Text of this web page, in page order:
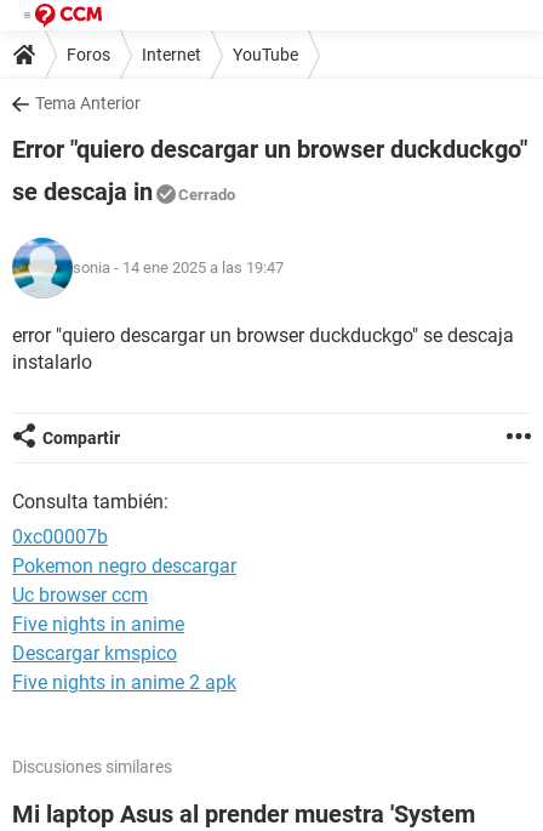
Foros Internet YouTube
Tema Anterior
Error "quiero descargar un browser duckduckgo"
se descaja in
Cerrado
sonia - 14 ene 2025 a las 19:47
error "quiero descargar un browser duckduckgo" se descaja
instalarlo
Compartir
Consulta también:
0xc00007b
Pokemon negro descargar
Uc browser ccm
Five nights in anime
Descargar kmspico
Five nights in anime 2 apk
Discusiones similares
Mi laptop Asus al prender muestra 'System